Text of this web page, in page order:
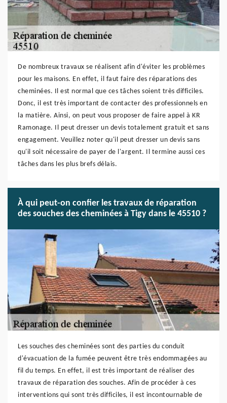
De nombreux travaux se réalisent afin d'éviter les problèmes
pour les maisons. En effet, il faut faire des réparations des
cheminées. Il est normal que ces tâches soient très difficiles.
Donc, il est très important de contacter des professionnels en
la matière. Ainsi, on peut vous proposer de faire appel à KR
Ramonage. Il peut dresser un devis totalement gratuit et sans
engagement. Veuillez noter qu'il peut dresser un devis sans
qu'il soit nécessaire de payer de l'argent. Il termine aussi ces
tâches dans les plus brefs délais.
À qui peut-on confier les travaux de réparation
des souches des cheminées à Tigy dans le 45510 ?
Les souches des cheminées sont des parties du conduit
d'évacuation de la fumée peuvent être très endommagées au
fil du temps. En effet, il est très important de réaliser des
travaux de réparation des souches. Afin de procéder à ces
interventions qui sont très difficiles, il est incontournable de